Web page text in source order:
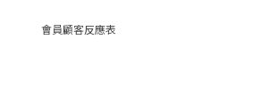
會員顧客反應表